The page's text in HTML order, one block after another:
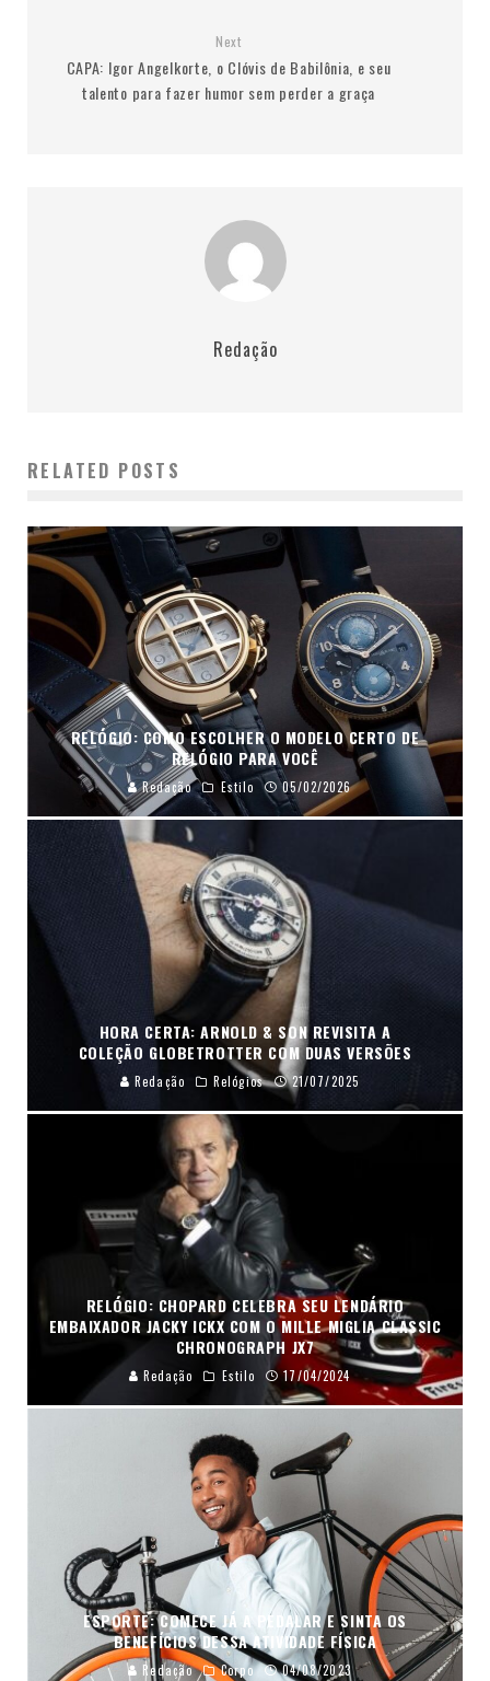
Next
CAPA: Igor Angelkorte, o Clóvis de Babilônia, e seu
talento para fazer humor sem perder a graça
Redação
RELATED POSTS
RELÓGIO: COMO ESCOLHER O MODELO CERTO DE
RELÓGIO PARA VOCÊ
Redação Estilo 05/02/2026
HORA CERTA: ARNOLD & SON REVISITA A
COLEÇÃO GLOBETROTTER COM DUAS VERSÕES
Redação Relógios 21/07/2025
RELÓGIO: CHOPARD CELEBRA SEU LENDÁRIO
EMBAIXADOR JACKY ICKX COM O MILLE MIGLIA CLASSIC
CHRONOGRAPH JX7
Redação Estilo 17/04/2024
ESPORTE: COMECE JÁ A PEDALAR E SINTA OS
BENEFÍCIOS DESSA ATIVIDADE FÍSICA
Redação Corpo 04/08/2023